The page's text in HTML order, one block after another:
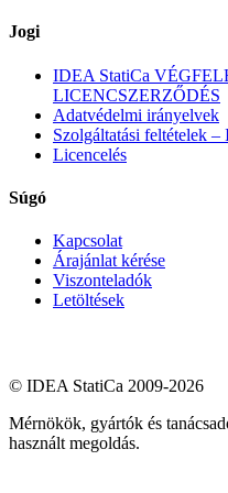
Jogi
IDEA StatiCa
LICENCSZERZŐDÉS
Adatvédelmi irányelvek
Szolgáltatási feltételek
Licencelés
Súgó
Kapcsolat
Árajánlat kérése
Viszonteladók
Letöltések
© IDEA StatiCa 2009-2026
Mérnökök, gyártók és
használt megoldás.